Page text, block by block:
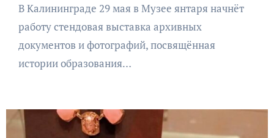
В Калининграде 29 мая в Музее янтаря начнёт
работу стендовая выставка архивных
документов и фотографий, посвящённая
истории образования…